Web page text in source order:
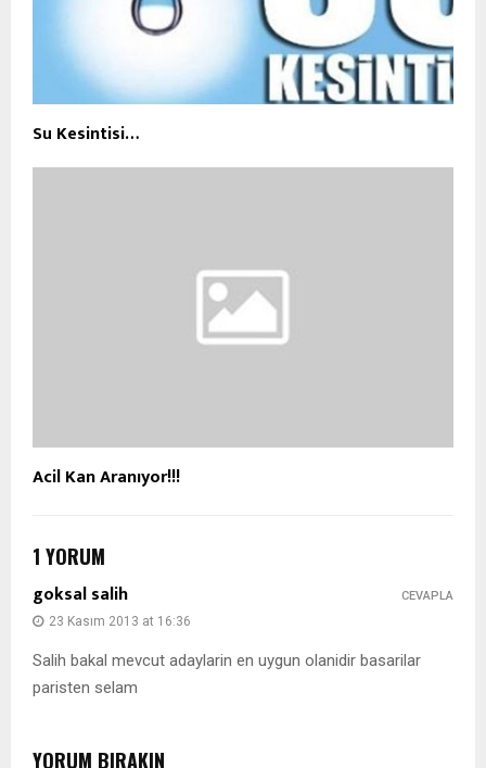
Su Kesintisi…
Acil Kan Aranıyor!!!
1 YORUM
goksal salih
23 Kasım 2013 at 16:36
Salih bakal mevcut adaylarin en uygun olanidir basarilar
paristen selam
CEVAPLA
YORUM BIRAKIN